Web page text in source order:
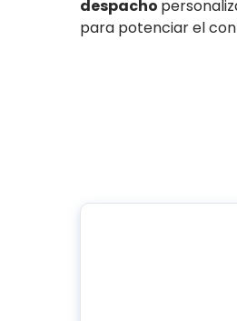
despacho
para potenciar el